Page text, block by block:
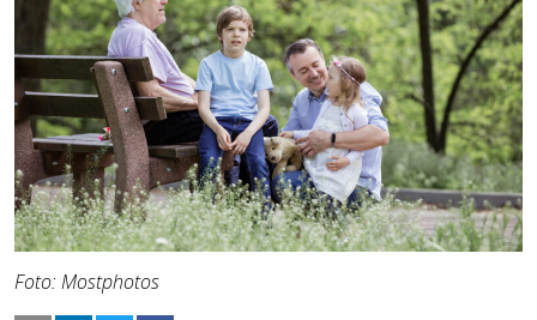
Foto: Mostphotos